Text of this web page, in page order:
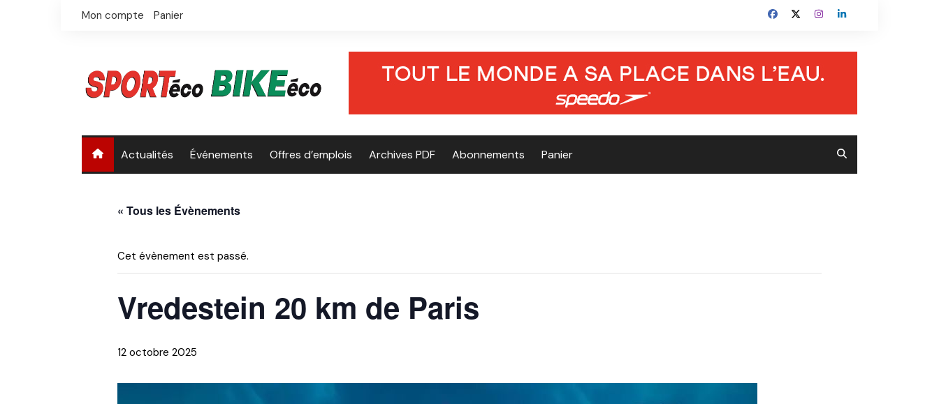
Mon compte Panier
Actualités Événements Offres d’emplois Archives PDF Abonnements Panier
« Tous les Évènements
Cet évènement est passé.
Vredestein 20 km de Paris
12 octobre 2025